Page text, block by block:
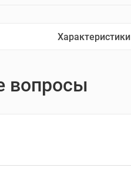
Характеристики
вопросы